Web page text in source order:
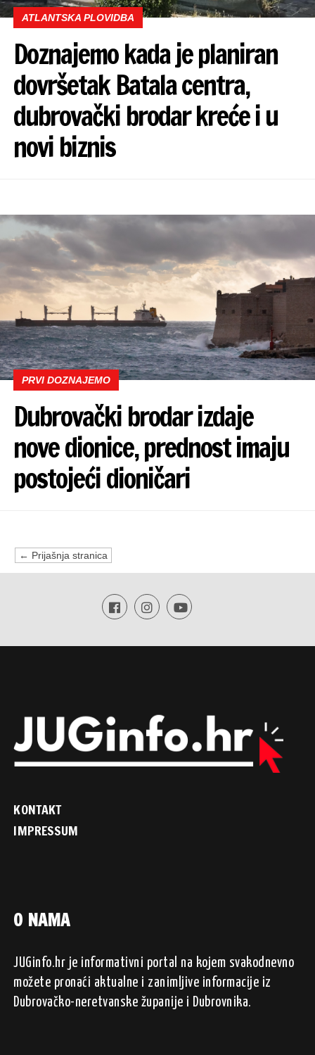
ATLANTSKA PLOVIDBA
Doznajemo kada je planiran
dovršetak Batala centra,
dubrovački brodar kreće i u
novi biznis
PRVI DOZNAJEMO
Dubrovački brodar izdaje
nove dionice, prednost imaju
postojeći dioničari
← Prijašnja stranica
KONTAKT
IMPRESSUM
O NAMA
JUGinfo.hr je informativni portal na kojem svakodnevno
možete pronaći aktualne i zanimljive informacije iz
Dubrovačko-neretvanske županije i Dubrovnika.